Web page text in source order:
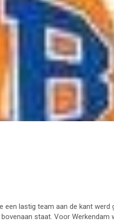
lastig team aan de kant
staat. Voor Werkendam